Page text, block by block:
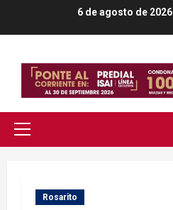
6 de agosto de 2026
Menú
Rosarito